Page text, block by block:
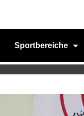
Sportbereiche